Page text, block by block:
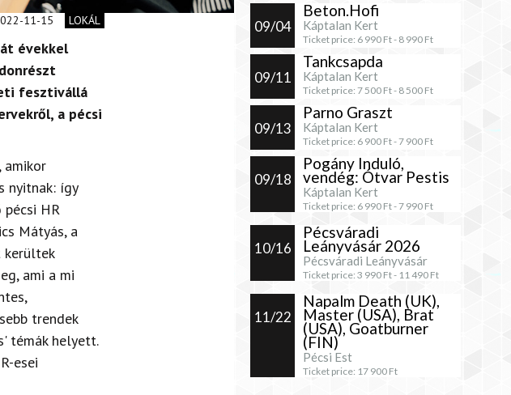
09/04
Beton.Hofi
Káptalan Kert
Ticket price: 6 990 Ft - 8 990 Ft
09/11
Tankcsapda
Káptalan Kert
Ticket price: 7 500 Ft - 8 500 Ft
09/13
Parno Graszt
Káptalan Kert
Ticket price: 6 900 Ft -7 900 Ft
09/18
Pogány Induló,
vendég: Ótvar Pestis
Káptalan Kert
Ticket price: 6 990 Ft -7 990 Ft
10/16
Pécsváradi
Leányvásár 2026
Pécsváradi Leányvásár
Ticket price: 3 990 Ft - 11 490 Ft
11/22
Napalm Death (UK),
Master (USA), Brat
(USA), Goatburner
(FIN)
Pécsi Est
Ticket price: 17 900 Ft
11-15 LOKÁL
évekkel
fesztivállá
a pécsi
amikor
nyitnak: így
HR
Mátyás, a
kerültek
ami a mi
trendek
témák helyett.
esei